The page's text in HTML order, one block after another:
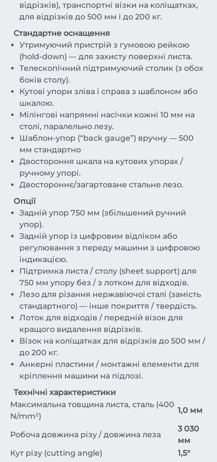
відрізків), транспортні візки на коліщатках,
для відрізків до 500 мм і до 200 кг.
Стандартне оснащення
Утримуючий пристрій з гумовою рейкою
(hold-down) — для захисту поверхні листа.
Телескопічний підтримуючий столик (з обох
боків столу).
Кутові упори зліва і справа з шаблоном або
шкалою.
Мілінгові напрямні насічки кожні 10 мм на
столі, паралельно лезу.
Шаблон-упор (“back gauge”) вручну — 500
мм стандартно
Двостороння шкала на кутових упорах /
ручному упорі.
Двостороннє/загартоване стальне лезо.
Опції
Задній упор 750 мм (збільшений ручний
упор).
Задній упор із цифровим відліком або
регулювання з переду машини з цифровою
індикацією.
Підтримка листа / столу (sheet support) для
750 мм упору без / з лотком для відходів.
Лезо для різання нержавіючої сталі (замість
стандартного) — інше покриття / твердість.
Лоток для відходів / передній візок для
кращого видалення відрізків.
Візок на коліщатках для відрізків до 500 мм /
до 200 кг.
Анкерні пластини / монтажні елементи для
кріплення машини на підлозі.
Технічні характеристики
Максимальна товщина листа, сталь (400
N/mm²)
1,0 мм
Робоча довжина різу / довжина леза
3 030
мм
Кут різу (cutting angle)
1,5°